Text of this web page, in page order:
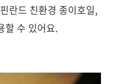
란드 친환경 종이호일,
할 수 있어요.